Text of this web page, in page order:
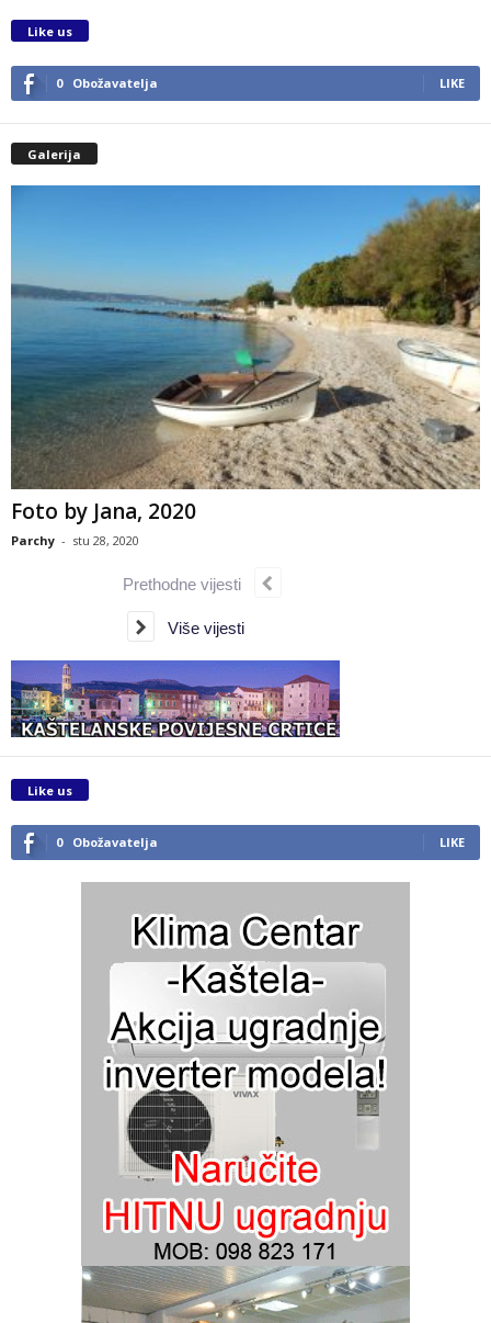
Like us
0 Obožavatelja LIKE
Galerija
Foto by Jana, 2020
Parchy - stu 28, 2020
Prethodne vijesti
Više vijesti
Like us
0 Obožavatelja LIKE